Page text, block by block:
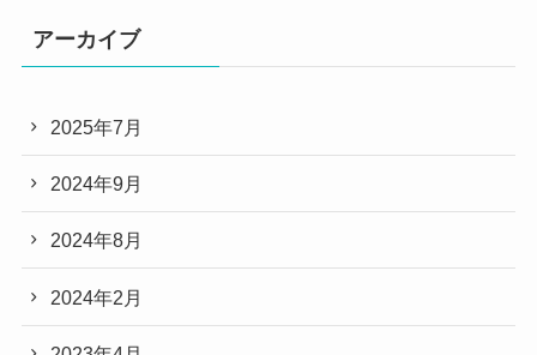
アーカイブ
2025年7月
2024年9月
2024年8月
2024年2月